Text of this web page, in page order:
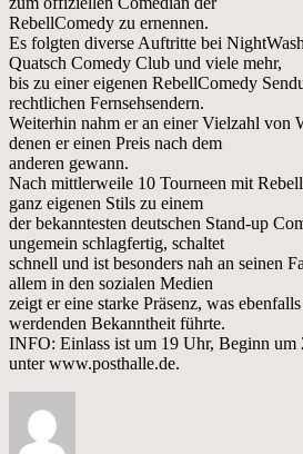
RebellComedy zu ernennen.
Es folgten diverse Auftritte bei
Quatsch Comedy Club und viele mehr,
bis zu einer eigenen RebellComedy
rechtlichen Fernsehsendern.
Weiterhin nahm er an einer Vielzahl von
denen er einen Preis nach dem
anderen gewann.
Nach mittlerweile 10 Tourneen mit
ganz eigenen Stils zu einem
der bekanntesten deutschen Stand-up
ungemein schlagfertig, schaltet
schnell und ist besonders nah an seinen
allem in den sozialen Medien
zeigt er eine starke Präsenz, was
werdenden Bekanntheit führte.
INFO: Einlass ist um 19 Uhr, Beginn um
unter www.posthalle.de.